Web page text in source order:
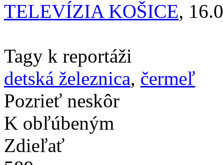
TELEVÍZIA KOŠICE,
Tagy k reportáži
detská železnica, čermeľ
Pozrieť neskôr
K obľúbeným
Zdieľať